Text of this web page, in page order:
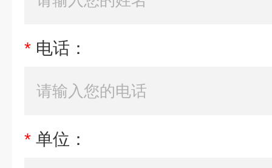
* 电话：
* 单位：